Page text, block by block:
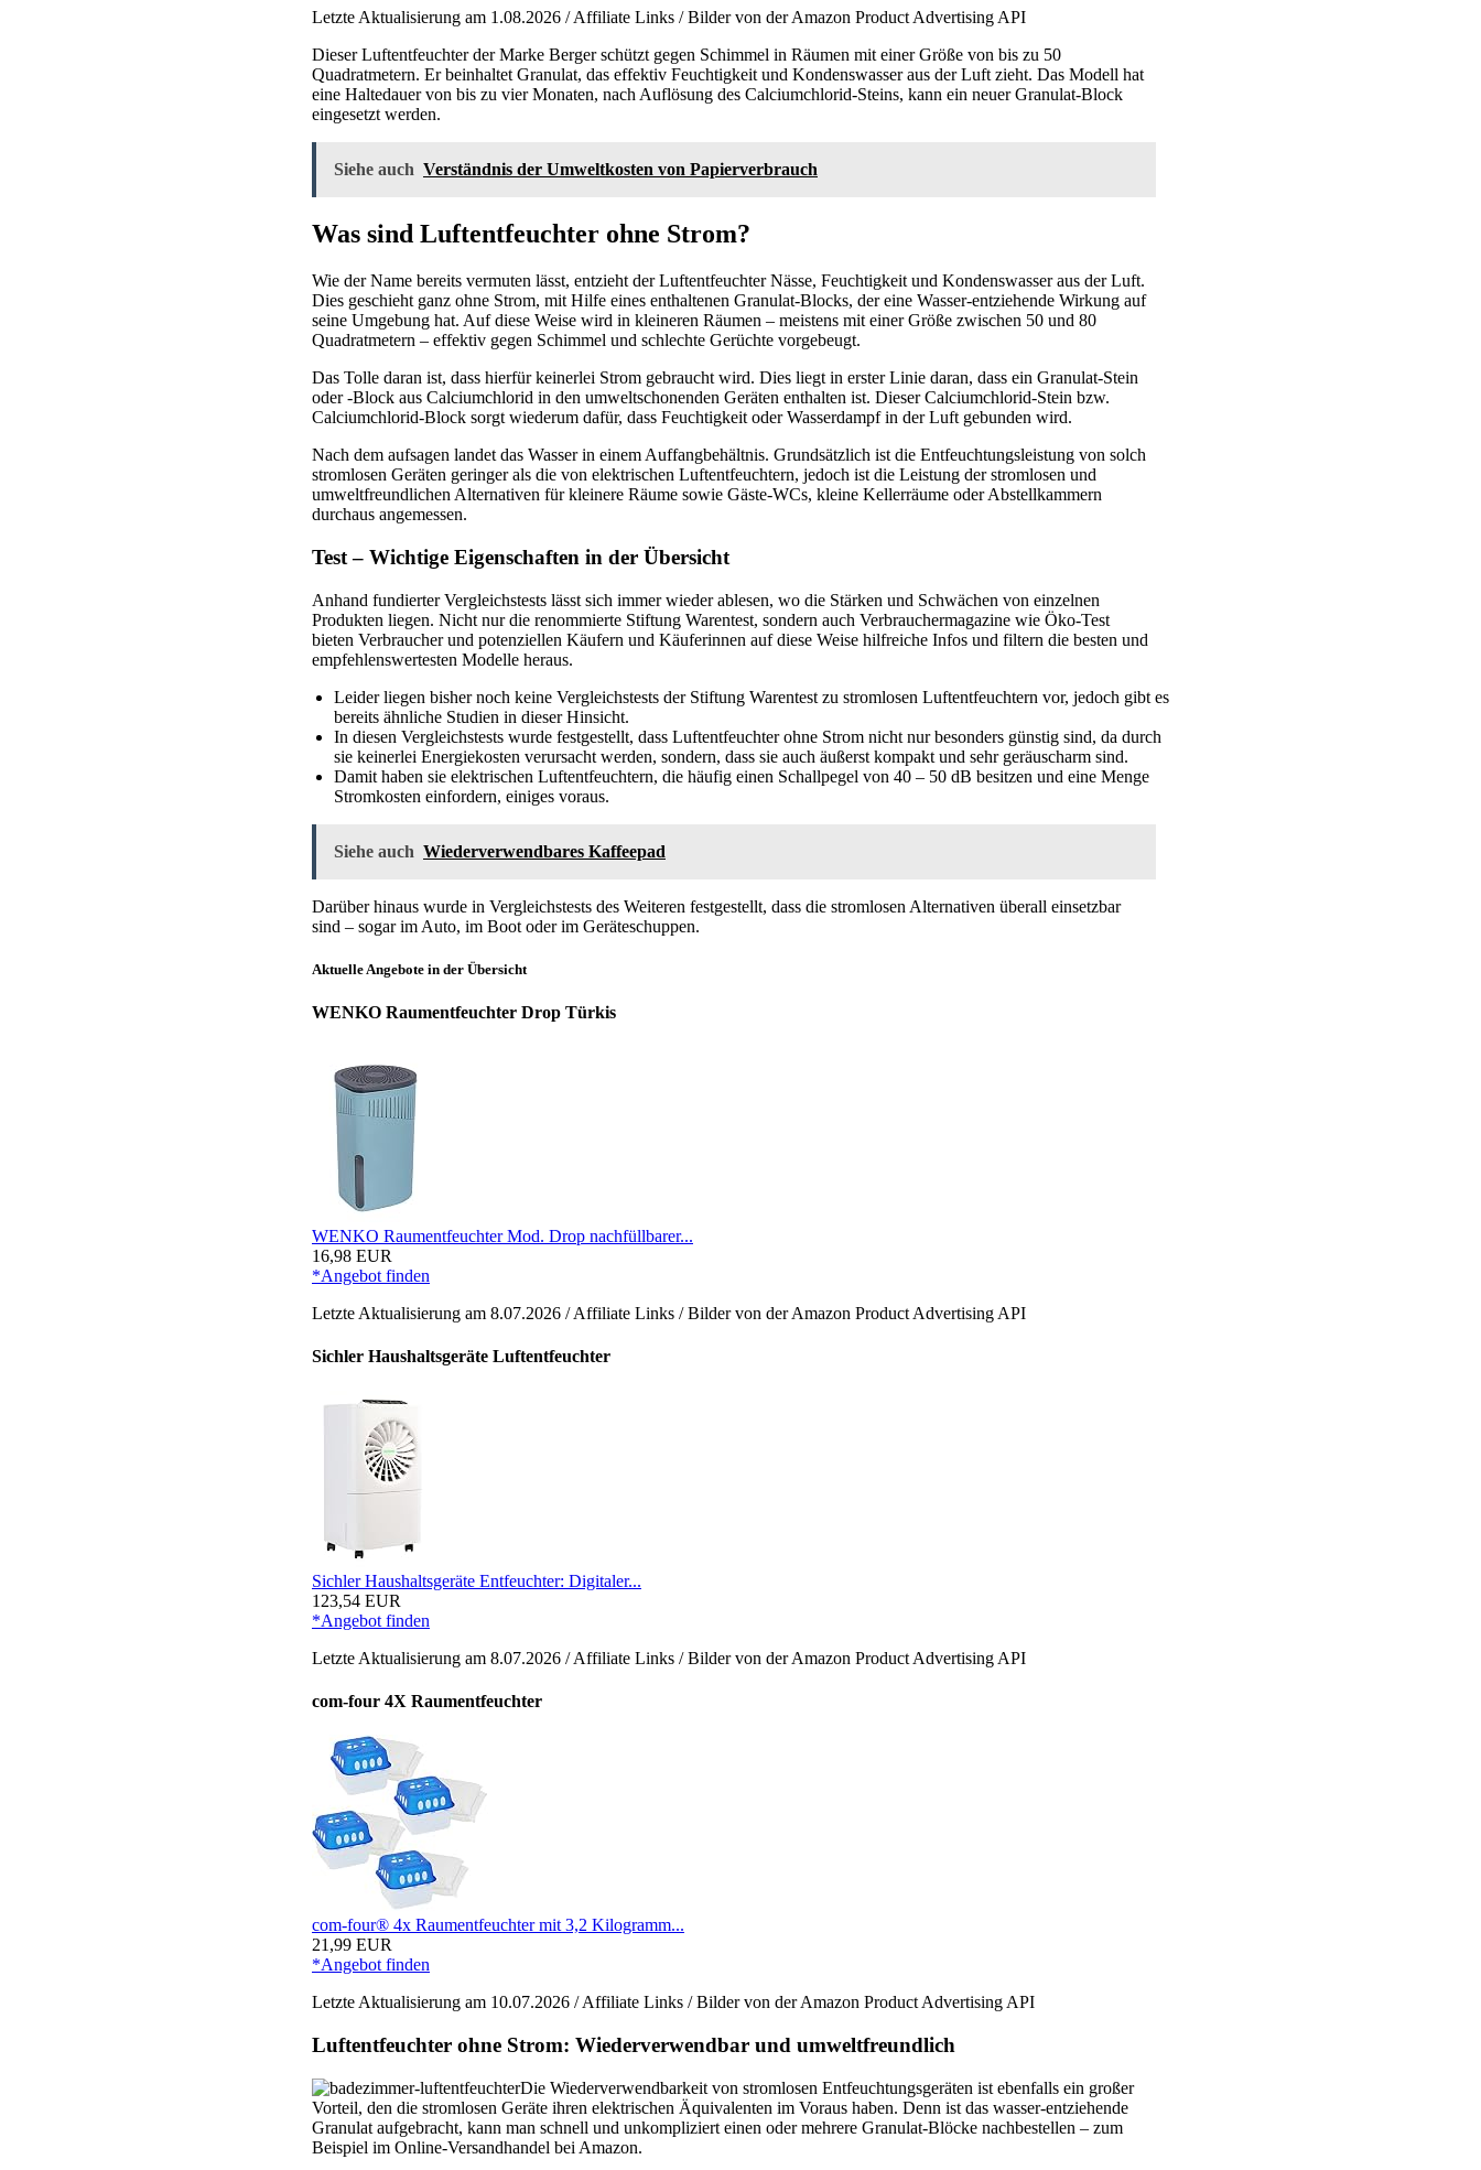
Letzte Aktualisierung am 1.08.2026 / Affiliate Links / Bilder von der Amazon Product Advertising API
Dieser Luftentfeuchter der Marke Berger schützt gegen Schimmel in Räumen mit einer Größe von bis zu 50
Quadratmetern. Er beinhaltet Granulat, das effektiv Feuchtigkeit und Kondenswasser aus der Luft zieht. Das Modell hat
eine Haltedauer von bis zu vier Monaten, nach Auflösung des Calciumchlorid-Steins, kann ein neuer Granulat-Block
eingesetzt werden.
Siehe auch Verständnis der Umweltkosten von Papierverbrauch
Was sind Luftentfeuchter ohne Strom?
Wie der Name bereits vermuten lässt, entzieht der Luftentfeuchter Nässe, Feuchtigkeit und Kondenswasser aus der Luft.
Dies geschieht ganz ohne Strom, mit Hilfe eines enthaltenen Granulat-Blocks, der eine Wasser-entziehende Wirkung auf
seine Umgebung hat. Auf diese Weise wird in kleineren Räumen – meistens mit einer Größe zwischen 50 und 80
Quadratmetern – effektiv gegen Schimmel und schlechte Gerüchte vorgebeugt.
Das Tolle daran ist, dass hierfür keinerlei Strom gebraucht wird. Dies liegt in erster Linie daran, dass ein Granulat-Stein
oder -Block aus Calciumchlorid in den umweltschonenden Geräten enthalten ist. Dieser Calciumchlorid-Stein bzw.
Calciumchlorid-Block sorgt wiederum dafür, dass Feuchtigkeit oder Wasserdampf in der Luft gebunden wird.
Nach dem aufsagen landet das Wasser in einem Auffangbehältnis. Grundsätzlich ist die Entfeuchtungsleistung von solch
stromlosen Geräten geringer als die von elektrischen Luftentfeuchtern, jedoch ist die Leistung der stromlosen und
umweltfreundlichen Alternativen für kleinere Räume sowie Gäste-WCs, kleine Kellerräume oder Abstellkammern
durchaus angemessen.
Test – Wichtige Eigenschaften in der Übersicht
Anhand fundierter Vergleichstests lässt sich immer wieder ablesen, wo die Stärken und Schwächen von einzelnen
Produkten liegen. Nicht nur die renommierte Stiftung Warentest, sondern auch Verbrauchermagazine wie Öko-Test
bieten Verbraucher und potenziellen Käufern und Käuferinnen auf diese Weise hilfreiche Infos und filtern die besten und
empfehlenswertesten Modelle heraus.
Leider liegen bisher noch keine Vergleichstests der Stiftung Warentest zu stromlosen Luftentfeuchtern vor, jedoch gibt es
bereits ähnliche Studien in dieser Hinsicht.
In diesen Vergleichstests wurde festgestellt, dass Luftentfeuchter ohne Strom nicht nur besonders günstig sind, da durch
sie keinerlei Energiekosten verursacht werden, sondern, dass sie auch äußerst kompakt und sehr geräuscharm sind.
Damit haben sie elektrischen Luftentfeuchtern, die häufig einen Schallpegel von 40 – 50 dB besitzen und eine Menge
Stromkosten einfordern, einiges voraus.
Siehe auch Wiederverwendbares Kaffeepad
Darüber hinaus wurde in Vergleichstests des Weiteren festgestellt, dass die stromlosen Alternativen überall einsetzbar
sind – sogar im Auto, im Boot oder im Geräteschuppen.
Aktuelle Angebote in der Übersicht
WENKO Raumentfeuchter Drop Türkis
WENKO Raumentfeuchter Mod. Drop nachfüllbarer...
16,98 EUR
*Angebot finden
Letzte Aktualisierung am 8.07.2026 / Affiliate Links / Bilder von der Amazon Product Advertising API
Sichler Haushaltsgeräte Luftentfeuchter
Sichler Haushaltsgeräte Entfeuchter: Digitaler...
123,54 EUR
*Angebot finden
Letzte Aktualisierung am 8.07.2026 / Affiliate Links / Bilder von der Amazon Product Advertising API
com-four 4X Raumentfeuchter
com-four® 4x Raumentfeuchter mit 3,2 Kilogramm...
21,99 EUR
*Angebot finden
Letzte Aktualisierung am 10.07.2026 / Affiliate Links / Bilder von der Amazon Product Advertising API
Luftentfeuchter ohne Strom: Wiederverwendbar und umweltfreundlich
Die Wiederverwendbarkeit von stromlosen Entfeuchtungsgeräten ist ebenfalls ein großer
Vorteil, den die stromlosen Geräte ihren elektrischen Äquivalenten im Voraus haben. Denn ist das wasser-entziehende
Granulat aufgebracht, kann man schnell und unkompliziert einen oder mehrere Granulat-Blöcke nachbestellen – zum
Beispiel im Online-Versandhandel bei Amazon.